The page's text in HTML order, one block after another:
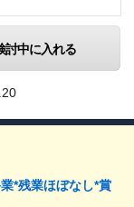
討中に入れる
*残業ほぼなし*賞